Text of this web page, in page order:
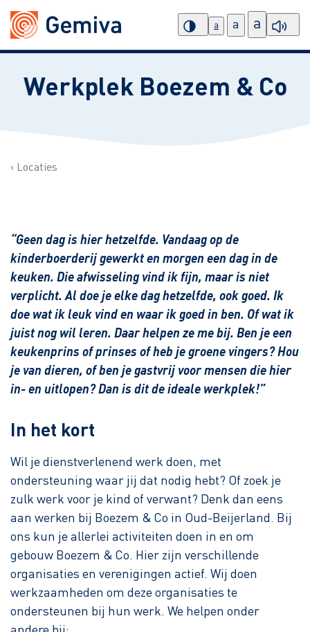
a a a
Werkplek Boezem & Co
Locaties
“Geen dag is hier hetzelfde. Vandaag op de
kinderboerderij gewerkt en morgen een dag in de
keuken. Die afwisseling vind ik fijn, maar is niet
verplicht. Al doe je elke dag hetzelfde, ook goed. Ik
doe wat ik leuk vind en waar ik goed in ben. Of wat ik
juist nog wil leren. Daar helpen ze me bij. Ben je een
keukenprins of prinses of heb je groene vingers? Hou
je van dieren, of ben je gastvrij voor mensen die hier
in- en uitlopen? Dan is dit de ideale werkplek!”
In het kort
Wil je dienstverlenend werk doen, met
ondersteuning waar jij dat nodig hebt? Of zoek je
zulk werk voor je kind of verwant? Denk dan eens
aan werken bij Boezem & Co in Oud-Beijerland. Bij
ons kun je allerlei activiteiten doen in en om
gebouw Boezem & Co. Hier zijn verschillende
organisaties en verenigingen actief. Wij doen
werkzaamheden om deze organisaties te
ondersteunen bij hun werk. We helpen onder